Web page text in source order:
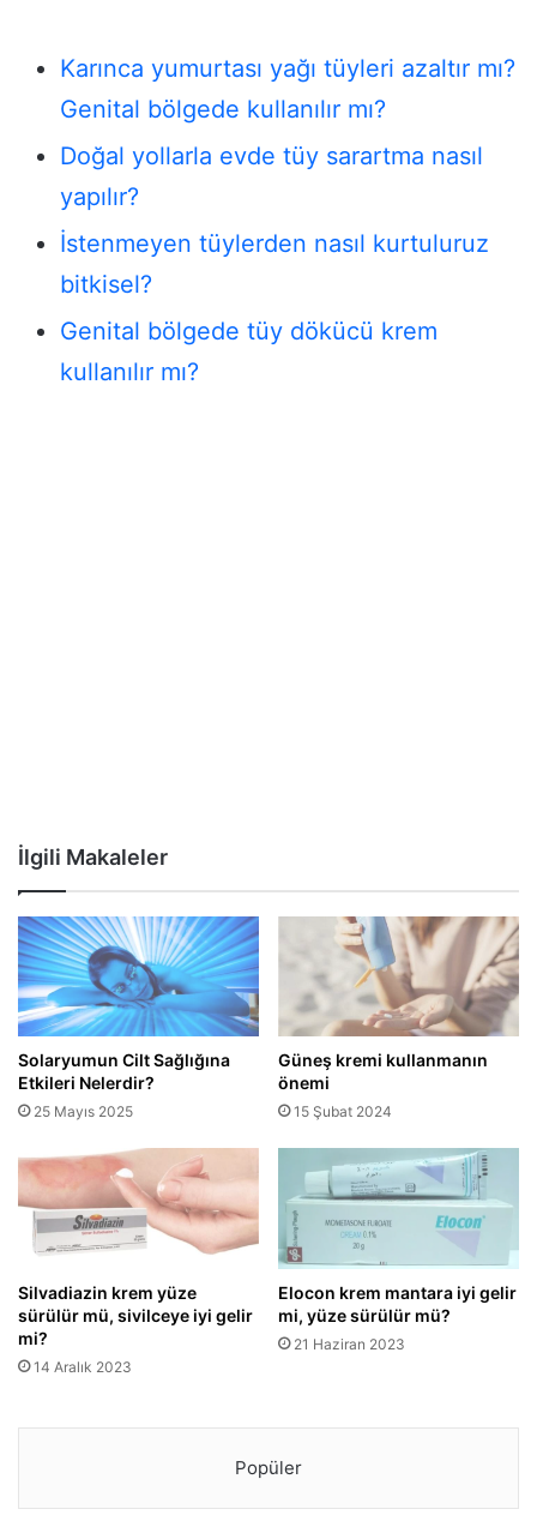
Karınca yumurtası yağı tüyleri azaltır mı?
Genital bölgede kullanılır mı?
Doğal yollarla evde tüy sarartma nasıl
yapılır?
İstenmeyen tüylerden nasıl kurtuluruz
bitkisel?
Genital bölgede tüy dökücü krem
kullanılır mı?
İlgili Makaleler
Solaryumun Cilt Sağlığına
Etkileri Nelerdir?
25 Mayıs 2025
Güneş kremi kullanmanın
önemi
15 Şubat 2024
Silvadiazin krem yüze
sürülür mü, sivilceye iyi gelir
mi?
14 Aralık 2023
Elocon krem mantara iyi gelir
mi, yüze sürülür mü?
21 Haziran 2023
Popüler